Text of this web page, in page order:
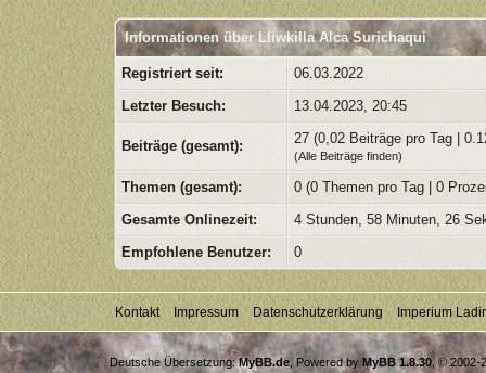
Informationen über Lliwkilla Alca Surichaqui
Registriert seit:
06.03.2022
Letzter Besuch:
13.04.2023, 20:45
Beiträge (gesamt): 27 (0,02 Beiträge pro Tag |
(Alle Beiträge finden)
Themen (gesamt):
0 (0 Themen pro Tag | 0
Gesamte Onlinezeit:
4 Stunden, 58 Minuten, 26
Empfohlene Benutzer:
0
Kontakt Impressum Datenschutzerklärung Imperium
Deutsche Übersetzung:MyBB.de, Powered byMyBB 1.8.30, © 2002-